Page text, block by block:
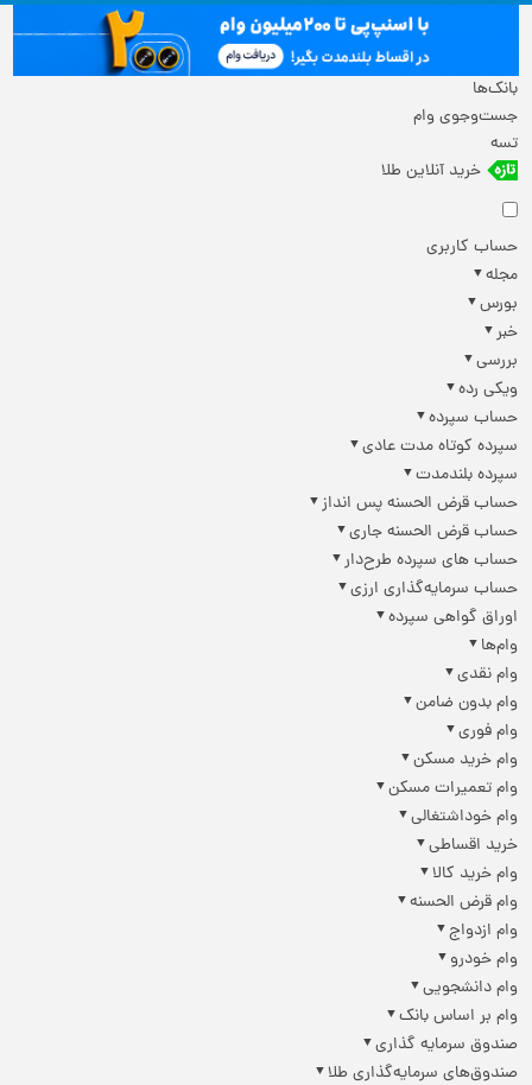
بانک‌ها
جست‌وجوی وام
تسه
خرید آنلاین طلا
حساب کاربری
مجله
بورس
خبر
بررسی
ویکی رده
حساب سپرده
سپرده کوتاه مدت عادی
سپرده بلندمدت
حساب قرض الحسنه پس انداز
حساب قرض الحسنه جاری
حساب های سپرده طرح‌دار
حساب سرمایه‌گذاری ارزی
اوراق گواهی سپرده
وام‌ها
وام نقدی
وام بدون ضامن
وام فوری
وام خرید مسکن
وام تعمیرات مسکن
وام خوداشتغالی
خرید اقساطی
وام خرید کالا
وام قرض الحسنه
وام ازدواج
وام خودرو
وام دانشجویی
وام بر اساس بانک
صندوق سرمایه گذاری
صندوق‌های سرمایه‌گذاری طلا